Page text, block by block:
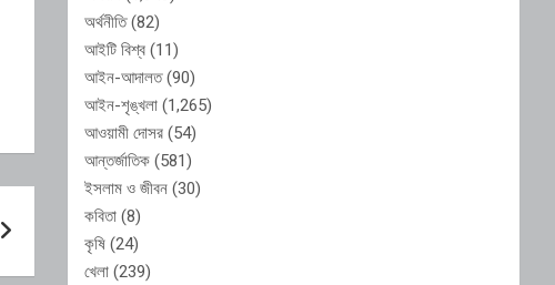
অর্থনীতি(82)
আইটি বিশ্ব (11)
আইন-আদালত(90)
আইন-শৃঙ্খলা (1,265)
আওয়ামী দোসর (54)
আন্তর্জাতিক (581)
ইসলাম ও জীবন (30)
কবিতা (8)
কৃষি (24)
খেলা (239)